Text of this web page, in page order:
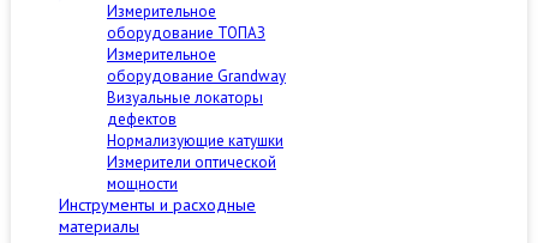
Измерительное
оборудование ТОПАЗ
Измерительное
оборудование Grandway
Визуальные локаторы
дефектов
Нормализующие катушки
Измерители оптической
мощности
Инструменты и расходные
материалы